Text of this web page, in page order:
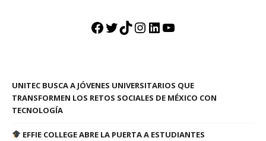
Facebook
Twitter
TikTok
Instagram
LinkedIn
YouTube
UNITEC BUSCA A JÓVENES UNIVERSITARIOS QUE
TRANSFORMEN LOS RETOS SOCIALES DE MÉXICO CON
TECNOLOGÍA
EFFIE COLLEGE ABRE LA PUERTA A ESTUDIANTES